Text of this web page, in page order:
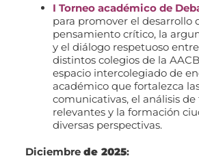
I Torneo académico de
para promover el desarrollo
pensamiento crítico, la
y el diálogo respetuoso
distintos colegios de la
espacio intercolegiado de
académico que fortalezca
comunicativas, el análisis
relevantes y la formación
diversas perspectivas.
Diciembrede 2025: